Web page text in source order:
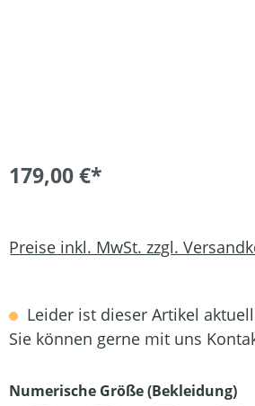
179,00 €*
Preise inkl. MwSt. zzgl.
Leider ist dieser Artikel
Sie können gerne mit uns
Numerische Größe (Bekleidung)